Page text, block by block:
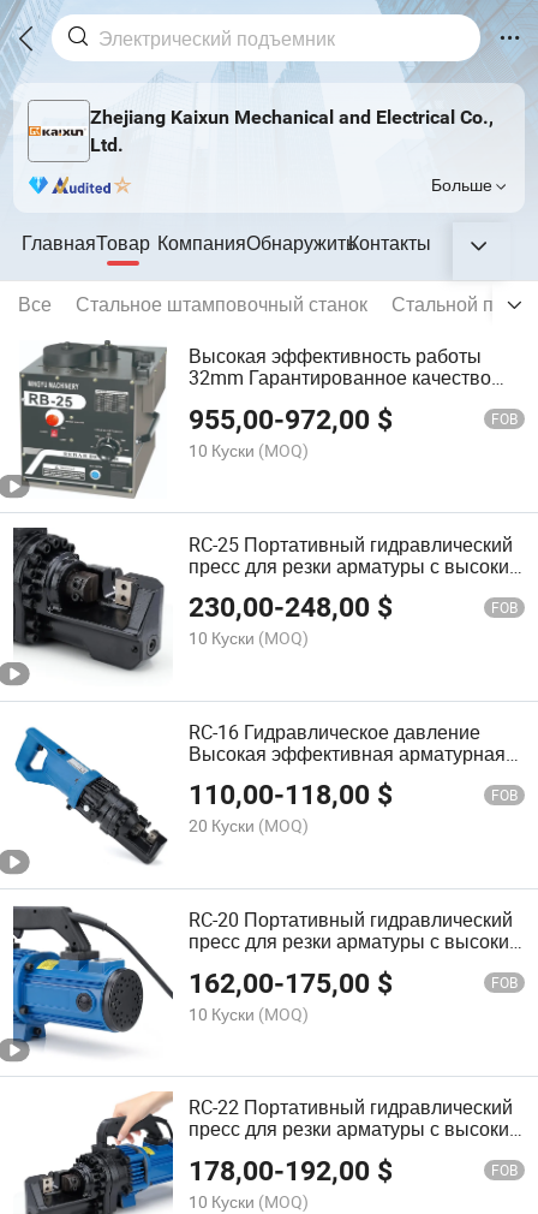
Zhejiang Kaixun Mechanical and Electrical Co.,
Ltd.
Больше
ГлавнаяТовар КомпанияОбнаружитьКонтакты
Все Стальное штамповочный станок
Стальной прутк
Высокая эффективность работы
32mm Гарантированное качество
арматуры Rb-32
955,00-972,00 $ FOB
10 Куски (MOQ)
RC-25 Портативный гидравлический
пресс для резки арматуры с высоким
эффектом для промышленности
230,00-248,00 $ FOB
10 Куски (MOQ)
RC-16 Гидравлическое давление
Высокая эффективная арматурная
110,00-118,00 $ FOB
20 Куски (MOQ)
RC-20 Портативный гидравлический
пресс для резки арматуры с высоким
162,00-175,00 $ FOB
10 Куски (MOQ)
RC-22 Портативный гидравлический
пресс для резки арматуры с высоким
эффектом для промышленности
178,00-192,00 $ FOB
10 Куски (MOQ)